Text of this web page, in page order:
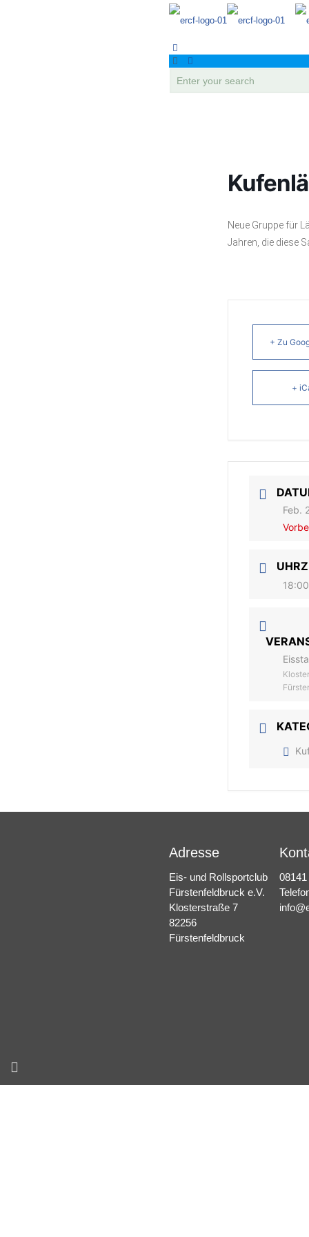
Neue Gruppe für
Jahren, die diese
+ Zu
+
Feb.
Adresse
Eis- und Rollsportclub
Fürstenfeldbruck e.V.
Klosterstraße 7
82256
Fürstenfeldbruck